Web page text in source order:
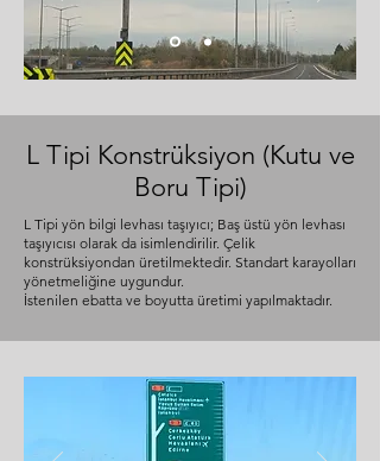
L Tipi Konstrüksiyon (Kutu ve
Boru Tipi)
L Tipi yön bilgi levhası taşıyıcı; Baş üstü yön levhası
taşıyıcısı olarak da isimlendirilir. Çelik
konstrüksiyondan üretilmektedir. Standart karayolları
yönetmeliğine uygundur.
İstenilen ebatta ve boyutta üretimi yapılmaktadır.